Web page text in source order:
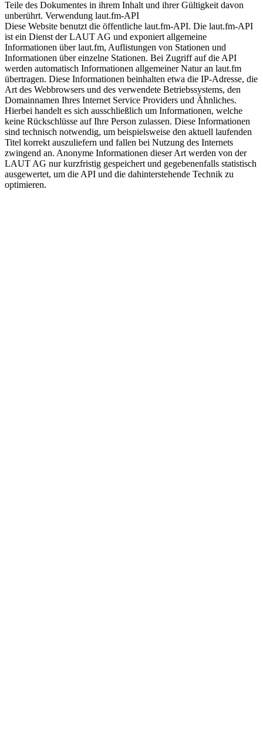
Teile des Dokumentes in ihrem Inhalt und ihrer Gültigkeit davon
unberührt. Verwendung laut.fm-API
Diese Website benutzt die öffentliche laut.fm-API. Die laut.fm-API
ist ein Dienst der LAUT AG und exponiert allgemeine
Informationen über laut.fm, Auflistungen von Stationen und
Informationen über einzelne Stationen. Bei Zugriff auf die API
werden automatisch Informationen allgemeiner Natur an laut.fm
übertragen. Diese Informationen beinhalten etwa die IP-Adresse, die
Art des Webbrowsers und des verwendete Betriebssystems, den
Domainnamen Ihres Internet Service Providers und Ähnliches.
Hierbei handelt es sich ausschließlich um Informationen, welche
keine Rückschlüsse auf Ihre Person zulassen. Diese Informationen
sind technisch notwendig, um beispielsweise den aktuell laufenden
Titel korrekt auszuliefern und fallen bei Nutzung des Internets
zwingend an. Anonyme Informationen dieser Art werden von der
LAUT AG nur kurzfristig gespeichert und gegebenenfalls statistisch
ausgewertet, um die API und die dahinterstehende Technik zu
optimieren.